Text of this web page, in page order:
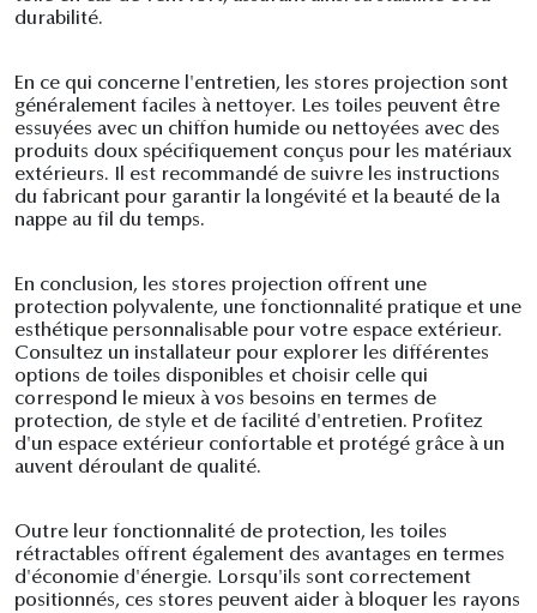
durabilité.
En ce qui concerne l'entretien, les stores projection sont
généralement faciles à nettoyer. Les toiles peuvent être
essuyées avec un chiffon humide ou nettoyées avec des
produits doux spécifiquement conçus pour les matériaux
extérieurs. Il est recommandé de suivre les instructions
du fabricant pour garantir la longévité et la beauté de la
nappe au fil du temps.
En conclusion, les stores projection offrent une
protection polyvalente, une fonctionnalité pratique et une
esthétique personnalisable pour votre espace extérieur.
Consultez un installateur pour explorer les différentes
options de toiles disponibles et choisir celle qui
correspond le mieux à vos besoins en termes de
protection, de style et de facilité d'entretien. Profitez
d'un espace extérieur confortable et protégé grâce à un
auvent déroulant de qualité.
Outre leur fonctionnalité de protection, les toiles
rétractables offrent également des avantages en termes
d'économie d'énergie. Lorsqu'ils sont correctement
positionnés, ces stores peuvent aider à bloquer les rayons